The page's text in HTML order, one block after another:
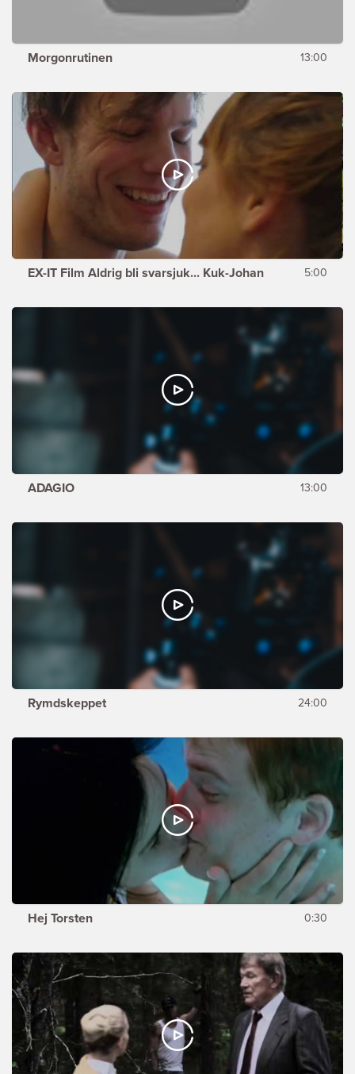
Morgonrutinen 13:00
EX-IT Film Aldrig bli svarsjuk... Kuk-Johan 5:00
ADAGIO 13:00
Rymdskeppet 24:00
Hej Torsten 0:30